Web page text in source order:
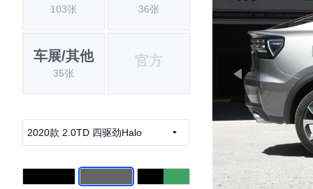
103张 36张
车展/其他
35张
官方
2020款 2.0TD 四驱劲Halo